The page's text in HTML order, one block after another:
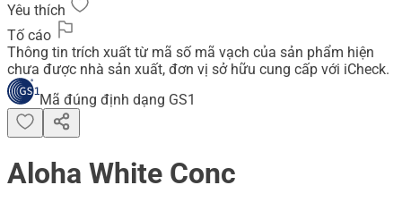
Yêu thích
Tố cáo
Thông tin trích xuất từ mã số mã vạch của sản phẩm hiện
chưa được nhà sản xuất, đơn vị sở hữu cung cấp với iCheck.
Mã đúng định dạng GS1
Aloha White Conc